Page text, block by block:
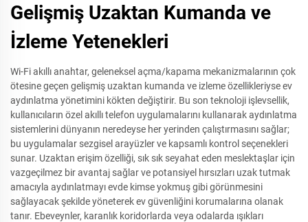
Gelişmiş Uzaktan Kumanda ve
İzleme Yetenekleri
Wi-Fi akıllı anahtar, geleneksel açma/kapama mekanizmalarının çok
ötesine geçen gelişmiş uzaktan kumanda ve izleme özellikleriyse ev
aydınlatma yönetimini kökten değiştirir. Bu son teknoloji işlevsellik,
kullanıcıların özel akıllı telefon uygulamalarını kullanarak aydınlatma
sistemlerini dünyanın neredeyse her yerinden çalıştırmasını sağlar;
bu uygulamalar sezgisel arayüzler ve kapsamlı kontrol seçenekleri
sunar. Uzaktan erişim özelliği, sık sık seyahat eden meslektaşlar için
vazgeçilmez bir avantaj sağlar ve potansiyel hırsızları uzak tutmak
amacıyla aydınlatmayı evde kimse yokmuş gibi görünmesini
sağlayacak şekilde yöneterek ev güvenliğini korumalarına olanak
tanır. Ebeveynler, karanlık koridorlarda veya odalarda ışıkları